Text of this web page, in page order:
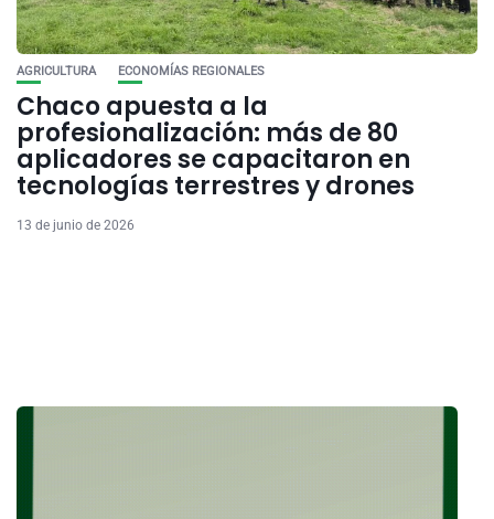
AGRICULTURA ECONOMÍAS REGIONALES
Chaco apuesta a la
profesionalización: más de 80
aplicadores se capacitaron en
tecnologías terrestres y drones
13 de junio de 2026